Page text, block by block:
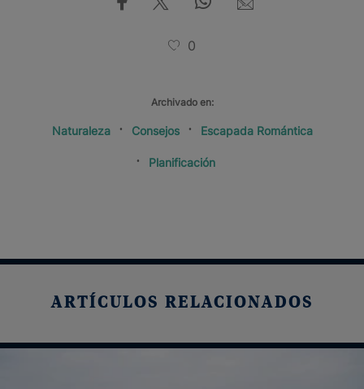
0
Archivado en:
Naturaleza Consejos Escapada Romántica
Planificación
ARTÍCULOS RELACIONADOS